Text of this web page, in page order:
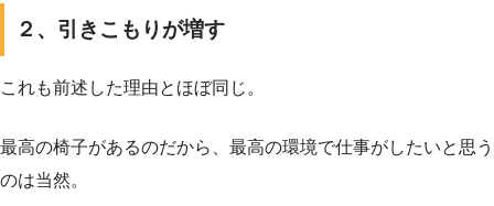
２、引きこもりが増す
これも前述した理由とほぼ同じ。
最高の椅子があるのだから、最高の環境で仕事がしたいと思う
のは当然。